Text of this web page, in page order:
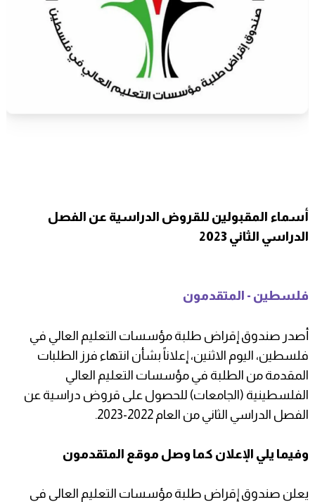
أسماء المقبولين للقروض الدراسية عن الفصل
الدراسي الثاني 2023
فلسطين - المتقدمون
أصدر صندوق إقراض طلبة مؤسسات التعليم العالي في
فلسطين، اليوم الاثنين، إعلاناً بشأن انتهاء فرز الطلبات
المقدمة من الطلبة في مؤسسات التعليم العالي
الفلسطينية (الجامعات) للحصول على قروض دراسية عن
الفصل الدراسي الثاني من العام 2022-2023.
وفيما يلي الإعلان كما وصل موقع المتقدمون
يعلن صندوق إقراض طلبة مؤسسات التعليم العالي في